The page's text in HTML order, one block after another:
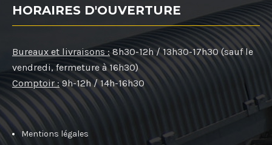
HORAIRES D'OUVERTURE
Bureaux et livraisons : 8h30-12h / 13h30-17h30 (sauf le
vendredi, fermeture à 16h30)
Comptoir : 9h-12h / 14h-16h30
Mentions légales